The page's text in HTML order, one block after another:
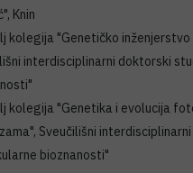
Knin
kolegija "Genetičko inženjerstvo
interdisciplinarni doktorski
kolegija "Genetika i evolucija
Sveučilišni
bioznanosti"